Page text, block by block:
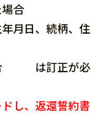
合
月日、続柄、住
合 は訂正が必
し、返還誓約書